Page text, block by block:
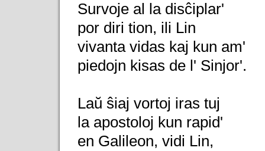
Survoje al la disĉiplar'
por diri tion, ili Lin
vivanta vidas kaj kun am'
piedojn kisas de l' Sinjor'.
Laŭ ŝiaj vortoj iras tuj
la apostoloj kun rapid'
en Galileon, vidi Lin,